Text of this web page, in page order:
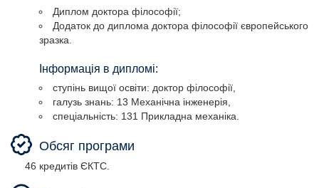
Диплом доктора філософії;
Додаток до диплома доктора філософії європейського
зразка.
Інформація в дипломі:
ступінь вищої освіти: доктор філософії,
галузь знань: 13 Механічна інженерія,
спеціальність: 131 Прикладна механіка.
Обсяг програми
46 кредитів ЄКТС.